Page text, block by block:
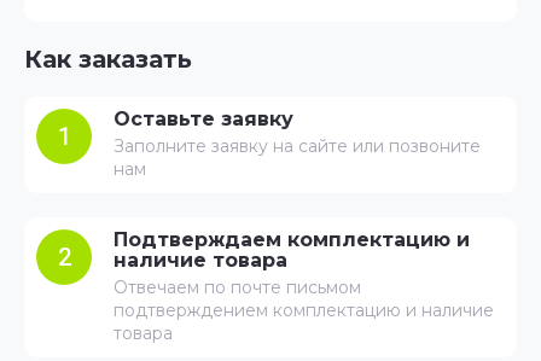
Как заказать
1
Оставьте заявку
Заполните заявку на сайте или позвоните
нам
2
Подтверждаем комплектацию и
наличие товара
Отвечаем по почте письмом
подтверждением комплектацию и наличие
товара